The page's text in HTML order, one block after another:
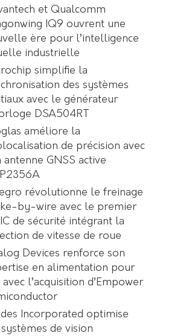
et Qualcomm
IQ9 ouvrent une
ère pour l’intelligence
industrielle
simplifie la
des systèmes
avec le générateur
DSA504RT
améliore la
de précision avec
antenne GNSS active
révolutionne le freinage
by-wire avec le premier
de sécurité intégrant la
de vitesse de roue
Devices renforce son
en alimentation pour
avec l’acquisition d’Empower
Incorporated optimise
de vision